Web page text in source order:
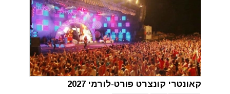
קאונטרי קונצרט פורט-לורמי 2027